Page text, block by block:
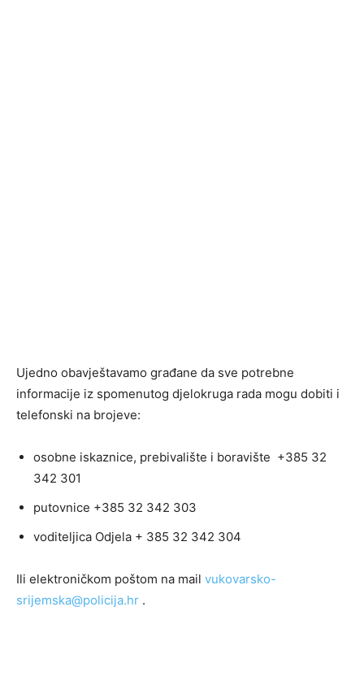
Ujedno obavještavamo građane da sve potrebne
informacije iz spomenutog djelokruga rada mogu dobiti i
telefonski na brojeve:
osobne iskaznice, prebivalište i boravište +385 32
342 301
putovnice +385 32 342 303
voditeljica Odjela + 385 32 342 304
Ili elektroničkom poštom na mail vukovarsko-
srijemska@policija.hr .